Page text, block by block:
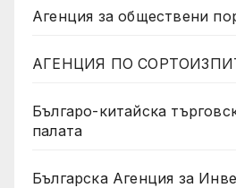
Агенция за обществени
АГЕНЦИЯ ПО
Българо-китайска
палата
Българска Агенция за